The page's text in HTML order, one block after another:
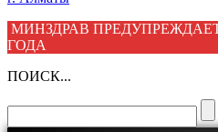
МИНЗДРАВ
ГОДА
ПОИСК...